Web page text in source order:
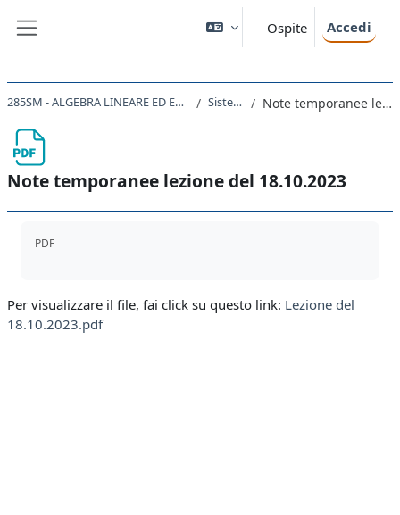
Ospite Accedi
285SM - ALGEBRA LINEARE ED ELEMENTI DI GEOMETRIA 2023 Sistemi lineari Note temporanee lezione del 18.10.2023
Note temporanee lezione del 18.10.2023
PDF
Per visualizzare il file, fai click su questo link: Lezione del
18.10.2023.pdf